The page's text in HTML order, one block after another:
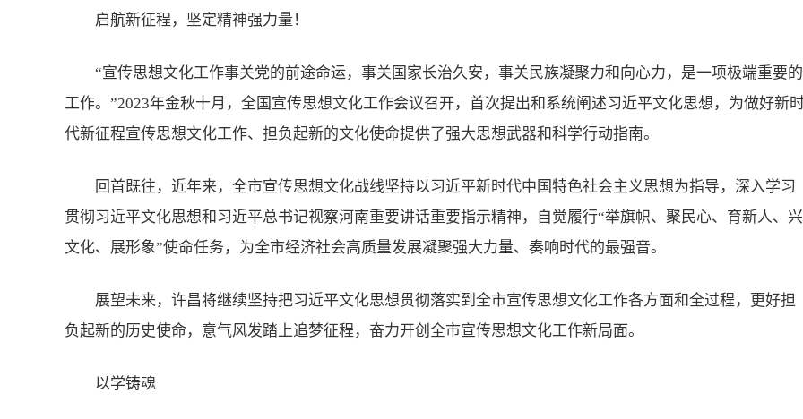
启航新征程，坚定精神强力量！
“宣传思想文化工作事关党的前途命运，事关国家长治久安，事关民族凝聚力和向心力，是一项极端重要的
工作。”2023年金秋十月，全国宣传思想文化工作会议召开，首次提出和系统阐述习近平文化思想，为做好新
代新征程宣传思想文化工作、担负起新的文化使命提供了强大思想武器和科学行动指南。
回首既往，近年来，全市宣传思想文化战线坚持以习近平新时代中国特色社会主义思想为指导，深入学习
贯彻习近平文化思想和习近平总书记视察河南重要讲话重要指示精神，自觉履行“举旗帜、聚民心、育新人、兴
文化、展形象”使命任务，为全市经济社会高质量发展凝聚强大力量、奏响时代的最强音。
展望未来，许昌将继续坚持把习近平文化思想贯彻落实到全市宣传思想文化工作各方面和全过程，更好担
负起新的历史使命，意气风发踏上追梦征程，奋力开创全市宣传思想文化工作新局面。
以学铸魂